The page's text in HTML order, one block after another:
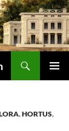
,HORTUS,